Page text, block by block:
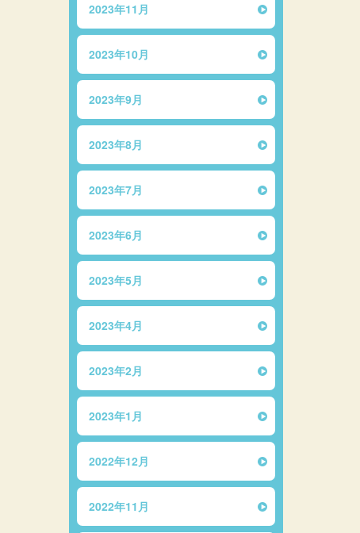
2023年11月
2023年10月
2023年9月
2023年8月
2023年7月
2023年6月
2023年5月
2023年4月
2023年2月
2023年1月
2022年12月
2022年11月